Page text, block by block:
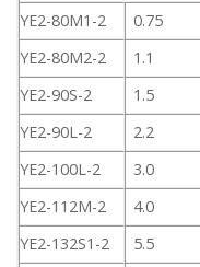
YE2-80M1-2 0.75
YE2-80M2-2
1.1
YE2-90S-2
1.5
YE2-90L-2
2.2
YE2-100L-2
3.0
YE2-112M-2
4.0
YE2-132S1-2
5.5